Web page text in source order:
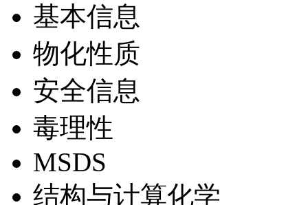
基本信息
物化性质
安全信息
毒理性
MSDS
结构与计算化学